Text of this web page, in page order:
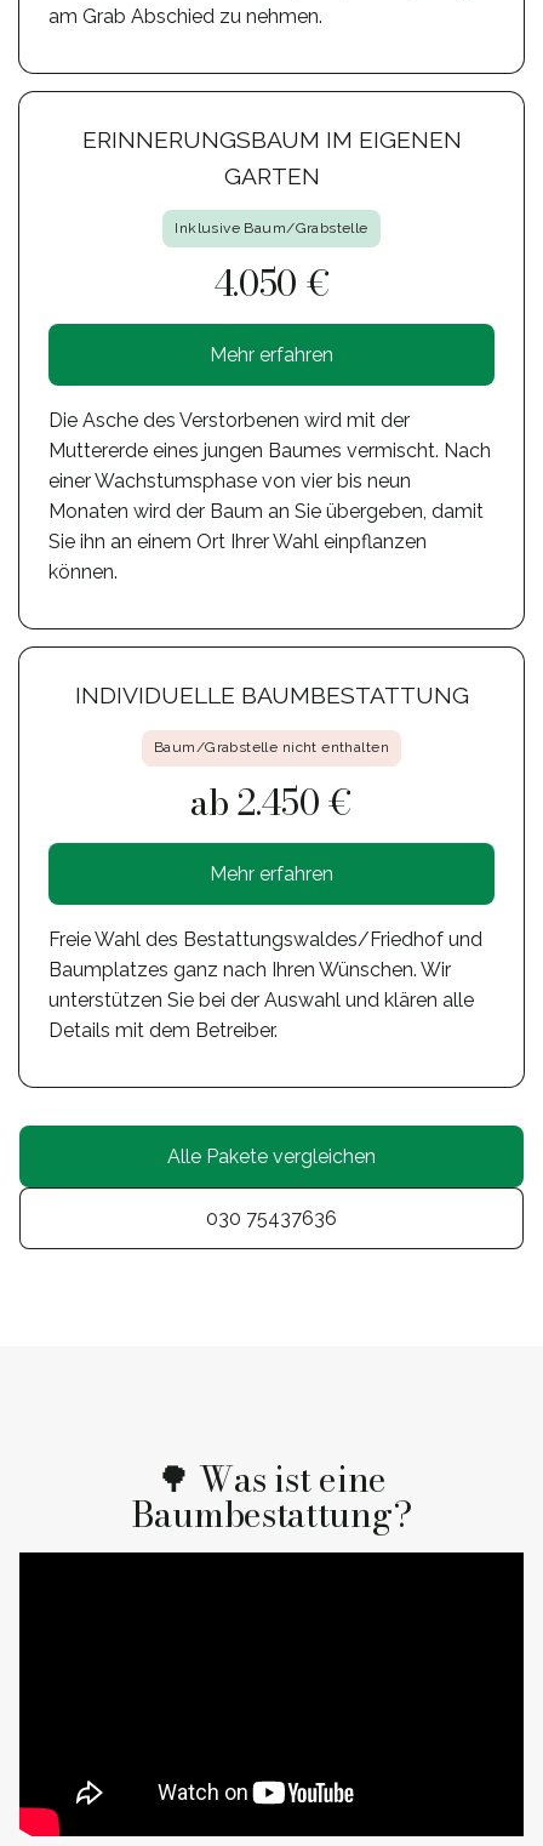
am Grab Abschied zu nehmen.
ERINNERUNGSBAUM IM EIGENEN
GARTEN
Inklusive Baum/Grabstelle
4.050 €
Mehr erfahren
Die Asche des Verstorbenen wird mit der
Muttererde eines jungen Baumes vermischt. Nach
einer Wachstumsphase von vier bis neun
Monaten wird der Baum an Sie übergeben, damit
Sie ihn an einem Ort Ihrer Wahl einpflanzen
können.
INDIVIDUELLE BAUMBESTATTUNG
Baum/Grabstelle nicht enthalten
ab 2.450 €
Mehr erfahren
Freie Wahl des Bestattungswaldes/Friedhof und
Baumplatzes ganz nach Ihren Wünschen. Wir
unterstützen Sie bei der Auswahl und klären alle
Details mit dem Betreiber.
Alle Pakete vergleichen
030 75437636
🌳 Was ist eine
Baumbestattung?